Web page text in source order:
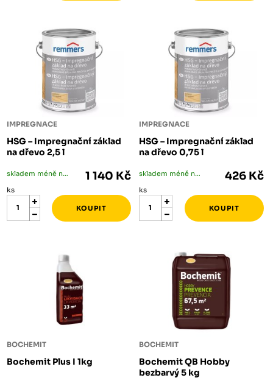
IMPREGNACE
HSG – Impregnační základ
na dřevo 2,5 l
skladem méně než 5 ks 1 140 Kč
ks
IMPREGNACE
HSG – Impregnační základ
na dřevo 0,75 l
skladem méně než 5 ks 426 Kč
ks
BOCHEMIT
Bochemit Plus I 1kg
BOCHEMIT
Bochemit QB Hobby
bezbarvý 5 kg